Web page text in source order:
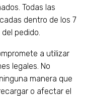
Todas las
dentro de los 7
pedido.
a utilizar
legales. No
manera que
o afectar el